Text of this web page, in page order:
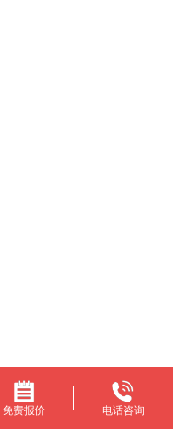
免费报价 电话咨询